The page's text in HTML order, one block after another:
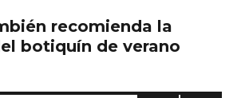
recomienda la
botiquín de verano